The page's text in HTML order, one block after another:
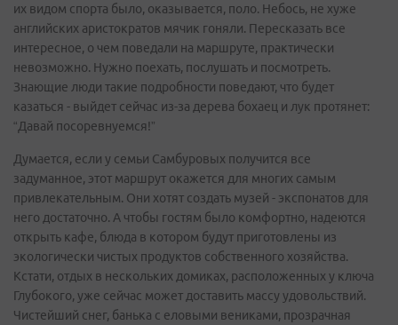
их видом спорта было, оказывается, поло. Небось, не хуже
английских аристократов мячик гоняли. Пересказать все
интересное, о чем поведали на маршруте, практически
невозможно. Нужно поехать, послушать и посмотреть.
Знающие люди такие подробности поведают, что будет
казаться - выйдет сейчас из-за дерева бохаец и лук протянет:
“Давай посоревнуемся!”
Думается, если у семьи Самбуровых получится все
задуманное, этот маршрут окажется для многих самым
привлекательным. Они хотят создать музей - экспонатов для
него достаточно. А чтобы гостям было комфортно, надеются
открыть кафе, блюда в котором будут приготовлены из
экологически чистых продуктов собственного хозяйства.
Кстати, отдых в нескольких домиках, расположенных у ключа
Глубокого, уже сейчас может доставить массу удовольствий.
Чистейший снег, банька с еловыми вениками, прозрачная